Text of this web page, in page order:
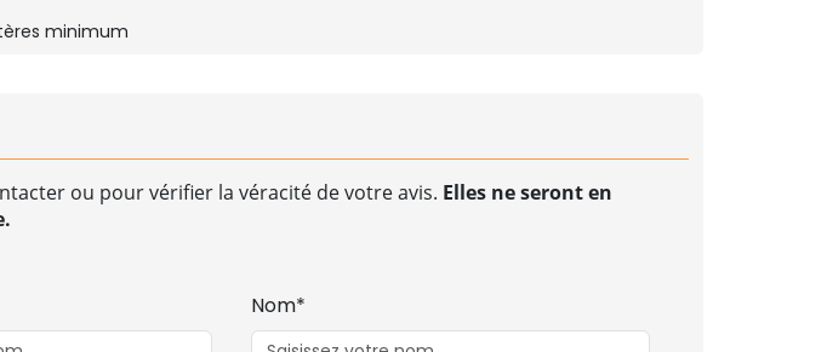
minimum
ou pour vérifier la véracité de votre avis. Elles ne seront en
Nom*